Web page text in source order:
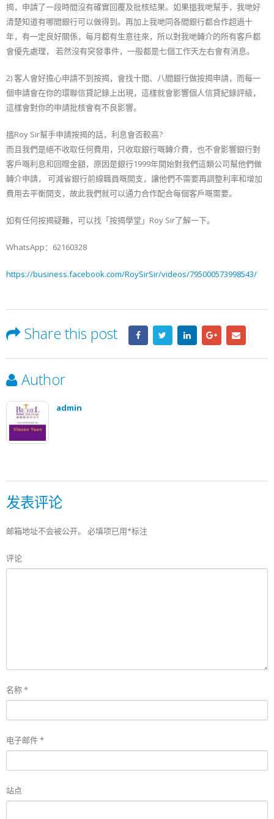
揭，申請了一段時間沒有確實回覆及批核結果。如果搵我哋幫手，我哋好
清楚知道有哪間銀行可以做得到。再加上我哋同各間銀行都合作超過十
年，有一定良好關係，每月都有生意往來，所以對我哋轉介的所有客戶都
會優先處理， 若然沒有突發事件，一般都是七個工作天左右會有消息。
2) 客人會好擔心申請不到按揭，會找十間、八間銀行做按揭申請，而每一
個申請會在你的環聯信貸記錄上出現，這樣就會影響個人信貸紀錄評級，
這樣會對你的申請批核會有不良影響。
搵Roy Sir幫手申請按揭的話，利息會否較高?
而且我們是絕不收取任何費用，只收取銀行嘅轉介費，也不會影響銀行對
客戶嘅利息和回贈金額，原因是銀行1999年開始對我們這類公司幫他們做
轉介申請， 可減省銀行前線職員嘅開支，讓他們不需要再調整利率和增加
費用去平衡開支，故此我們就可以通力合作配合每個客戶嘅需要。
如有任何按揭疑難，可以找「按揭學堂」Roy Sir了解一下。
WhatsApp：62160328
https://business.facebook.com/RoySirSir/videos/795000573998543/
Share this post
Author
admin
发表评论
邮箱地址不会被公开。 必填项已用*标注
评论
名称*
电子邮件*
站点